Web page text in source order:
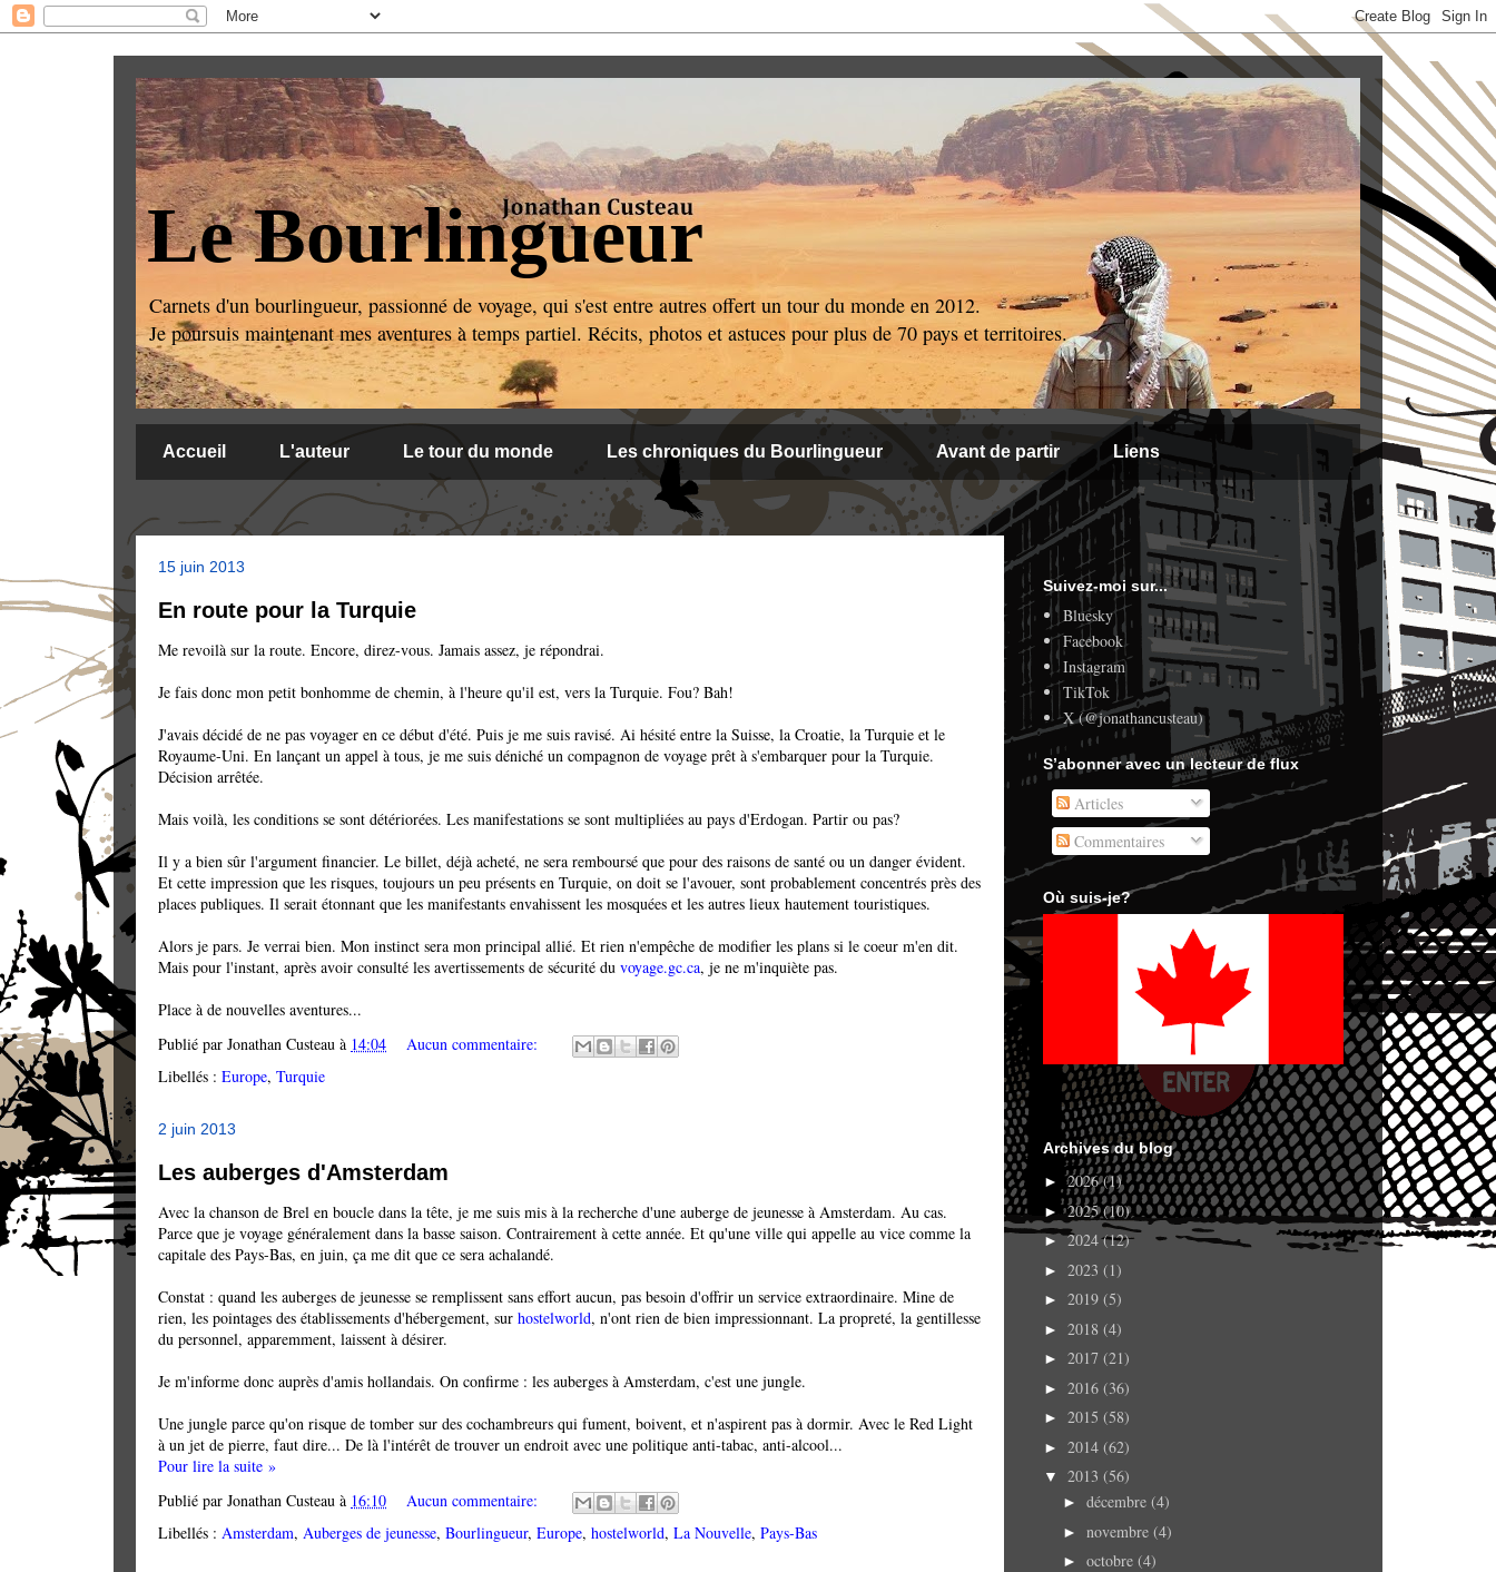
Le Bourlingueur
Carnets d'un bourlingueur, passionné de voyage, qui s'est entre autres offert un tour du monde en 2012.
Je poursuis maintenant mes aventures à temps partiel. Récits, photos et astuces pour plus de 70 pays et territoires.
Accueil L'auteur Le tour du monde Les chroniques du Bourlingueur Avant de partir Liens
15 juin 2013
En route pour la Turquie
Me revoilà sur la route. Encore, direz-vous. Jamais assez, je répondrai.
Je fais donc mon petit bonhomme de chemin, à l'heure qu'il est, vers la Turquie. Fou? Bah!
J'avais décidé de ne pas voyager en ce début d'été. Puis je me suis ravisé. Ai hésité entre la Suisse, la Croatie, la Turquie et le
Royaume-Uni. En lançant un appel à tous, je me suis déniché un compagnon de voyage prêt à s'embarquer pour la Turquie.
Décision arrêtée.
Mais voilà, les conditions se sont détériorées. Les manifestations se sont multipliées au pays d'Erdogan. Partir ou pas?
Il y a bien sûr l'argument financier. Le billet, déjà acheté, ne sera remboursé que pour des raisons de santé ou un danger évident.
Et cette impression que les risques, toujours un peu présents en Turquie, on doit se l'avouer, sont probablement concentrés près des
places publiques. Il serait étonnant que les manifestants envahissent les mosquées et les autres lieux hautement touristiques.
Alors je pars. Je verrai bien. Mon instinct sera mon principal allié. Et rien n'empêche de modifier les plans si le coeur m'en dit.
Mais pour l'instant, après avoir consulté les avertissements de sécurité du voyage.gc.ca, je ne m'inquiète pas.
Place à de nouvelles aventures...
Publié par Jonathan Custeau à 14:04
Aucun commentaire:
Libellés : Europe, Turquie
2 juin 2013
Les auberges d'Amsterdam
Avec la chanson de Brel en boucle dans la tête, je me suis mis à la recherche d'une auberge de jeunesse à Amsterdam. Au cas.
Parce que je voyage généralement dans la basse saison. Contrairement à cette année. Et qu'une ville qui appelle au vice comme la
capitale des Pays-Bas, en juin, ça me dit que ce sera achalandé.
Constat : quand les auberges de jeunesse se remplissent sans effort aucun, pas besoin d'offrir un service extraordinaire. Mine de
rien, les pointages des établissements d'hébergement, sur hostelworld, n'ont rien de bien impressionnant. La propreté, la gentillesse
du personnel, apparemment, laissent à désirer.
Je m'informe donc auprès d'amis hollandais. On confirme : les auberges à Amsterdam, c'est une jungle.
Une jungle parce qu'on risque de tomber sur des cochambreurs qui fument, boivent, et n'aspirent pas à dormir. Avec le Red Light
à un jet de pierre, faut dire... De là l'intérêt de trouver un endroit avec une politique anti-tabac, anti-alcool...
Pour lire la suite »
Publié par Jonathan Custeau à 16:10
Aucun commentaire:
Libellés : Amsterdam, Auberges de jeunesse, Bourlingueur, Europe, hostelworld, La Nouvelle, Pays-Bas
Suivez-moi sur...
Bluesky
Facebook
Instagram
TikTok
X (@jonathancusteau)
S’abonner avec un lecteur de flux
Articles
Commentaires
Où suis-je?
Archives du blog
►2026(1)
►2025(10)
►2024(12)
► 2023 (1)
► 2019 (5)
► 2018 (4)
► 2017 (21)
► 2016 (36)
► 2015 (58)
► 2014 (62)
▼ 2013 (56)
► décembre (4)
► novembre (4)
► octobre (4)